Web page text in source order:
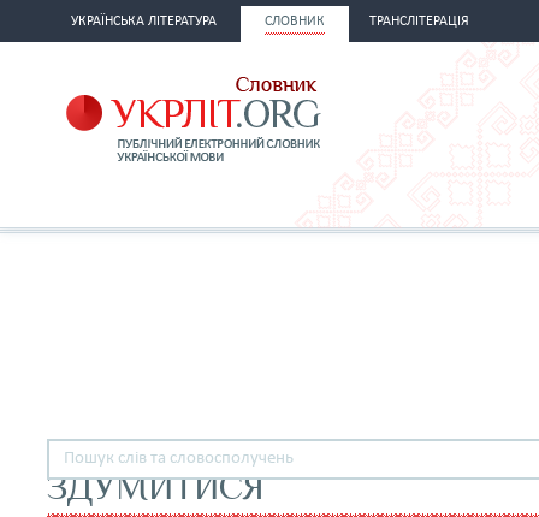
УКРАЇНСЬКА ЛІТЕРАТУРА СЛОВНИК ТРАНСЛІТЕРАЦІЯ
ЗДУМИТИСЯ